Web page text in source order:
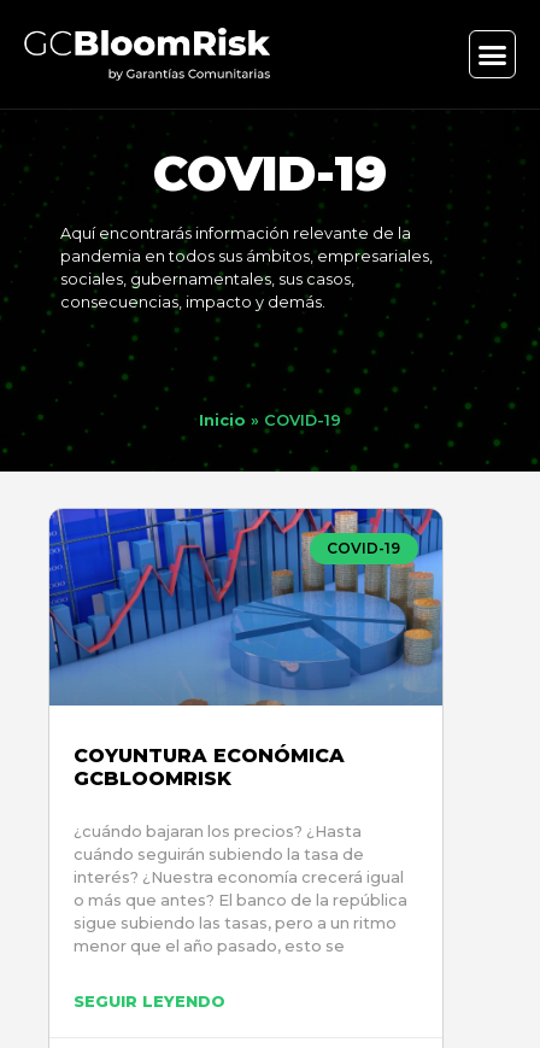
COVID-19
Aquí encontrarás información relevante de la
pandemia en todos sus ámbitos, empresariales,
sociales, gubernamentales, sus casos,
consecuencias, impacto y demás.
Inicio » COVID-19
COVID-19
COYUNTURA ECONÓMICA
GCBLOOMRISK
¿cuándo bajaran los precios? ¿Hasta
cuándo seguirán subiendo la tasa de
interés? ¿Nuestra economía crecerá igual
o más que antes? El banco de la república
sigue subiendo las tasas, pero a un ritmo
menor que el año pasado, esto se
SEGUIR LEYENDO